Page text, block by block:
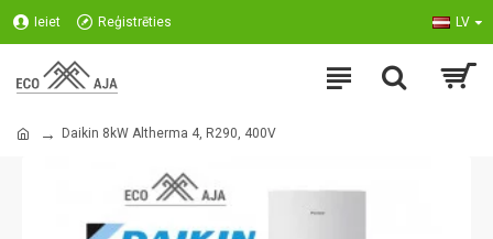
Ieiet Reģistrēties LV
Daikin 8kW Altherma 4, R290, 400V